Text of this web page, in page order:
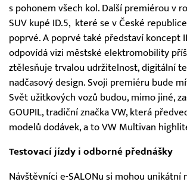
s pohonem všech kol. Další premiérou v
SUV kupé ID.5, které se v České
poprvé. A poprvé také představí koncept
odpovídá vizi městské elektromobility
ztělesňuje trvalou udržitelnost, digitální
nadčasový design. Svoji premiéru bude
Svět užitkových vozů budou, mimo jiné,
GOUPIL, tradiční značka VW, která
modelů dodávek, a to VW Multivan
Testovací jízdy i odborné přednášky
Návštěvníci e-SALONu si mohou unikátní